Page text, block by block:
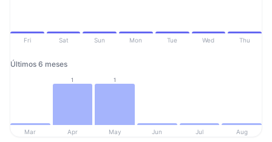
Fri Sat Sun Mon Tue Wed Thu
Últimos 6 meses
1 1
Mar Apr May Jun Jul Aug